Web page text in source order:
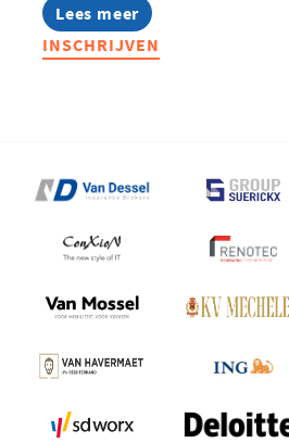
Lees meer
about
West
goes
INSCHRIJVEN